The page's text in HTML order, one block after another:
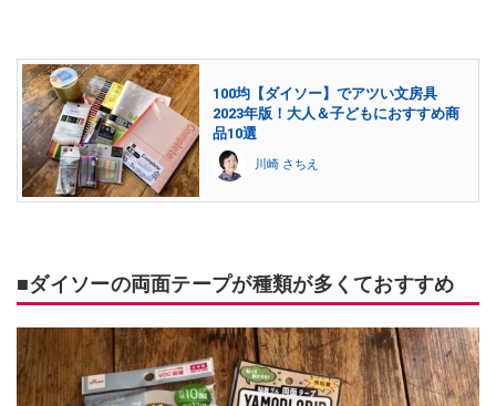
100均【ダイソー】でアツい文房具
2023年版！大人＆子どもにおすすめ商
品10選
川崎 さちえ
■ダイソーの両面テープが種類が多くておすすめ